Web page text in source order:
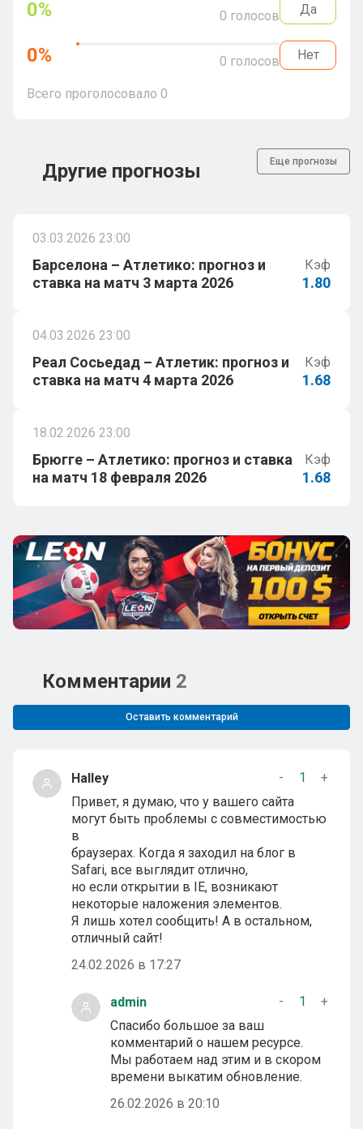
0% 0 голосов Да
0% 0 голосов Нет
Всего проголосовало 0
Другие прогнозы Еще прогнозы
03.03.2026 23:00
Барселона – Атлетико: прогноз и
ставка на матч 3 марта 2026
Кэф
1.80
04.03.2026 23:00
Реал Сосьедад – Атлетик: прогноз и
ставка на матч 4 марта 2026
Кэф
1.68
18.02.2026 23:00
Брюгге – Атлетико: прогноз и ставка
на матч 18 февраля 2026
Кэф
1.68
Комментарии 2
Оставить комментарий
Halley - 1
+
Привет, я думаю, что у вашего сайта
могут быть проблемы с совместимостью
в
браузерах. Когда я заходил на блог в
Safari, все выглядит отлично,
но если открытии в IE, возникают
некоторые наложения элементов.
Я лишь хотел сообщить! А в остальном,
отличный сайт!
24.02.2026 в 17:27
admin - 1
+
Спасибо большое за ваш
комментарий о нашем ресурсе.
Мы работаем над этим и в скором
времени выкатим обновление.
26.02.2026 в 20:10